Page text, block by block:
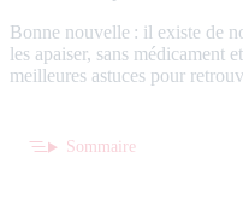
Bonne nouvelle : il existe de
les apaiser, sans médicament
meilleures astuces pour
Sommaire